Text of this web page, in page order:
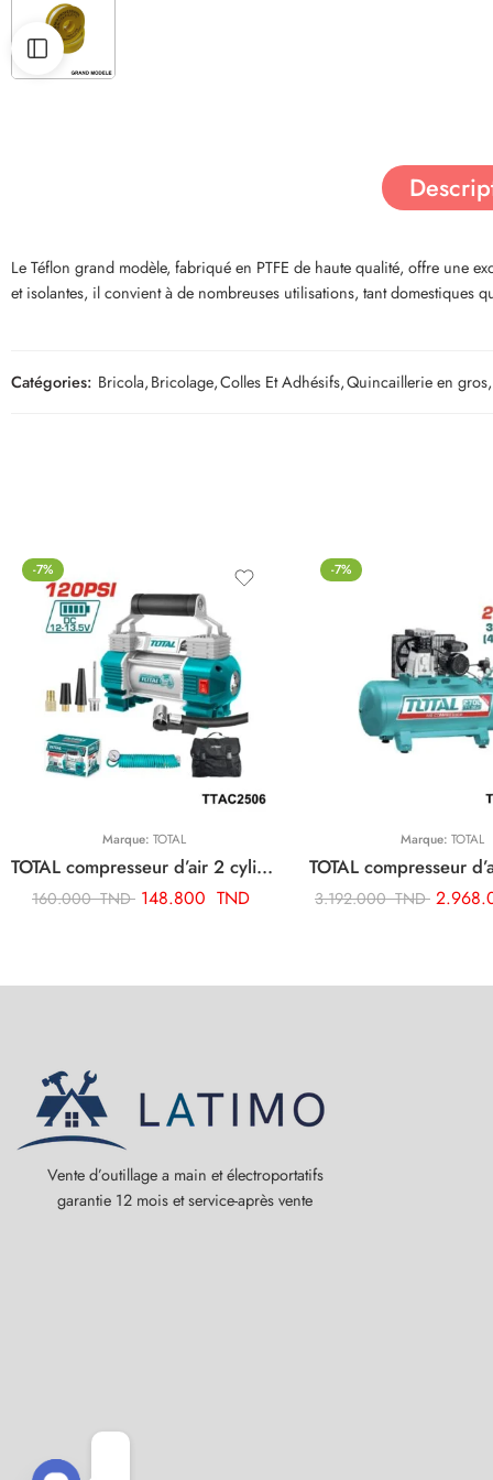
Le Téflon grand modèle, fabriqué en PTFE de haute qualité, offre une
et isolantes, il convient à de nombreuses utilisations, tant domestiques
Catégories: Bricola,Bricolage,Colles Et Adhésifs,Quincaillerie en gros,
-7%
Marque: TOTAL
TOTAL compresseur d’air 2 cylindre TTAC2506
160.000TND 148.800 TND
-7%
Marque: TOTAL
3.192.000TND
Vente d’outillage a main et électroportatifs
garantie 12 mois et service-après vente